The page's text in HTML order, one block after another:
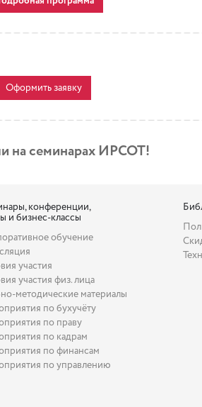
Оформить заявку
на семинарах ИРСОТ!
конференции,
и бизнес-классы
обучение
участия
участия физ. лица
методические материалы
по бухучёту
по праву
по кадрам
по финансам
по управлению